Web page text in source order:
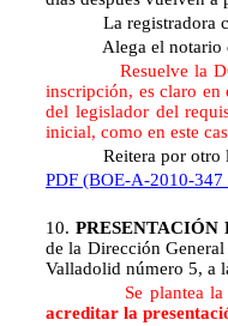
La registradora
Alega el notario
Resuelve la
inscripción, es claro en
del legislador del
inicial, como en este
Reitera por otro lado
PDF (BOE-A-2010-
10. PRESENTACIÓN
de la Dirección
Valladolid número 5, a
Se plantea
acreditar la